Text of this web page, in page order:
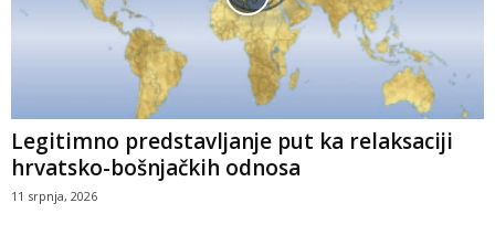
Legitimno predstavljanje put ka relaksaciji
hrvatsko-bošnjačkih odnosa
11 srpnja, 2026